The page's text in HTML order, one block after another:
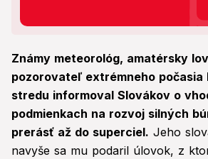
Známy meteorológ, amatérsky
pozorovateľ extrémneho počasia
stredu informoval Slovákov o
podmienkach na rozvoj silných
prerásť až do superciel. Jeho
navyše sa mu podaril úlovok, z